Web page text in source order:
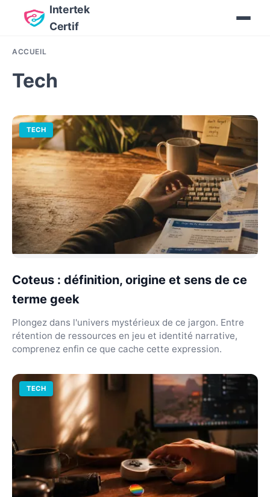
Intertek
Certif
ACCUEIL
Tech
TECH
Coteus : définition, origine et sens de ce
terme geek
Plongez dans l'univers mystérieux de ce jargon. Entre
rétention de ressources en jeu et identité narrative,
comprenez enfin ce que cache cette expression.
TECH